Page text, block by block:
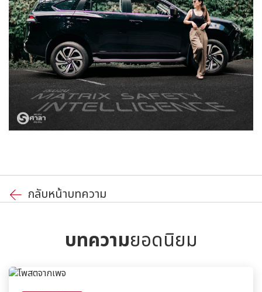
กลับหน้าบทความ
บทความยอดนิยม